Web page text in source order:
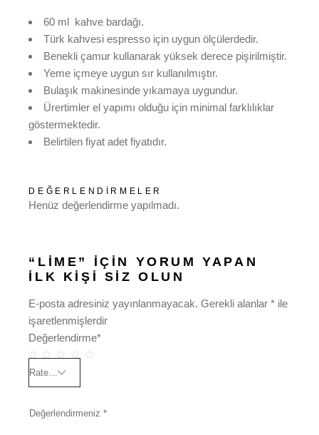
60 ml kahve bardağı.
Türk kahvesi espresso için uygun ölçülerdedir.
Benekli çamur kullanarak yüksek derece pişirilmiştir.
Yeme içmeye uygun sır kullanılmıştır.
Bulaşık makinesinde yıkamaya uygundur.
Ürertimler el yapımı olduğu için minimal farklılıklar
göstermektedir.
Belirtilen fiyat adet fiyatıdır.
DEĞERLENDIRMELER
Henüz değerlendirme yapılmadı.
“LIME” IÇIN YORUM YAPAN
ILK KIŞI SIZ OLUN
E-posta adresiniz yayınlanmayacak. Gerekli alanlar* ile
işaretlenmişlerdir
Değerlendirme*